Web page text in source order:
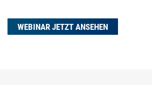
WEBINAR JETZT ANSEHEN